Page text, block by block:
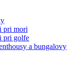
pri mori
pri golfe
a bungalovy